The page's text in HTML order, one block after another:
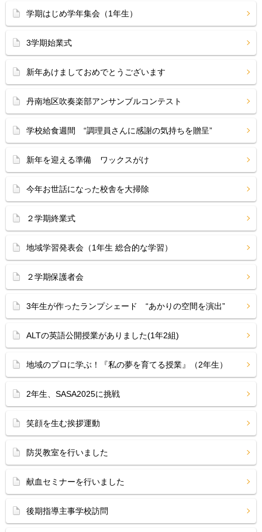
学期はじめ学年集会（1年生）
3学期始業式
新年あけましておめでとうございます
丹南地区吹奏楽部アンサンブルコンテスト
学校給食週間 “調理員さんに感謝の気持ちを贈呈”
新年を迎える準備 ワックスがけ
今年お世話になった校舎を大掃除
２学期終業式
地域学習発表会（1年生 総合的な学習）
２学期保護者会
3年生が作ったランプシェード “あかりの空間を演出”
ALTの英語公開授業がありました(1年2組)
地域のプロに学ぶ！『私の夢を育てる授業』（2年生）
2年生、SASA2025に挑戦
笑顔を生む挨拶運動
防災教室を行いました
献血セミナーを行いました
後期指導主事学校訪問